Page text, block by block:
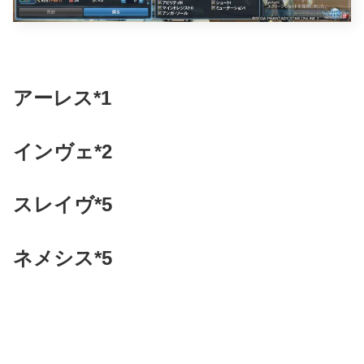
アーレス*1
インヴェ*2
スレイヴ*5
ネメシス*5